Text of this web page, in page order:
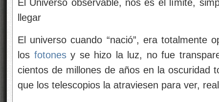
El Universo observable, nos es el límite,
llegar
El universo cuando “nació”, era totalmente
los fotonesy se hizo la luz, no fue
cientos de millones de años en la oscuridad
que los telescopios la atraviesen para ver,